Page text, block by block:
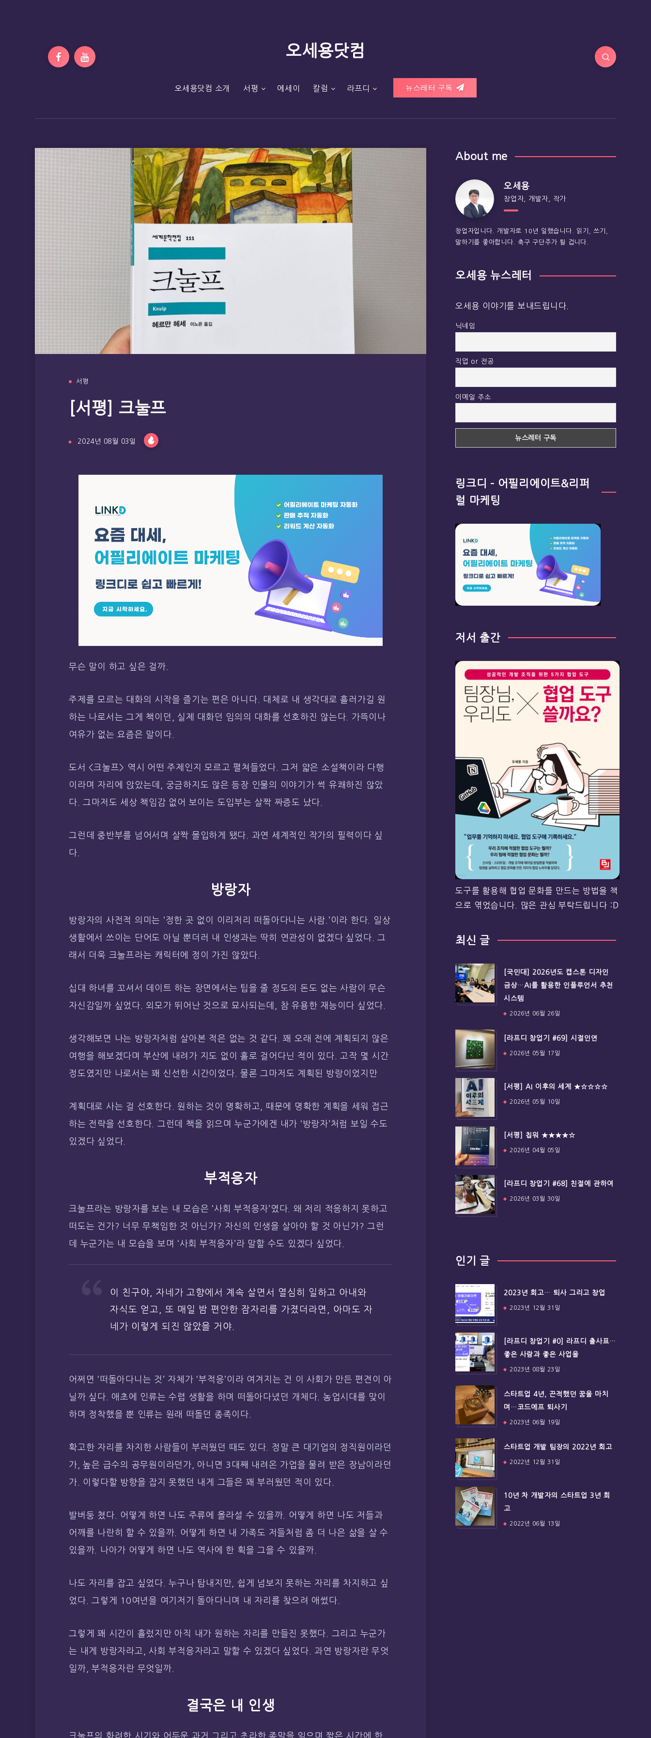
오세용닷컴
오세용닷컴 소개 서평 에세이 칼럼 라프디 뉴스레터 구독
서평
[서평] 크눌프
2024년 08월 03일
무슨 말이 하고 싶은 걸까.
주제를 모르는 대화의 시작을 즐기는 편은 아니다. 대체로 내 생각대로 흘러가길 원
하는 나로서는 그게 책이던, 실제 대화던 임의의 대화를 선호하진 않는다. 가뜩이나
여유가 없는 요즘은 말이다.
도서 <크눌프> 역시 어떤 주제인지 모르고 펼쳐들었다. 그저 얇은 소설책이라 다행
이라며 자리에 앉았는데, 궁금하지도 않은 등장 인물의 이야기가 썩 유쾌하진 않았
다. 그마저도 세상 책임감 없어 보이는 도입부는 살짝 짜증도 났다.
그런데 중반부를 넘어서며 살짝 몰입하게 됐다. 과연 세계적인 작가의 필력이다 싶
다.
방랑자
방랑자의 사전적 의미는 ‘정한 곳 없이 이리저리 떠돌아다니는 사람.’이라 한다. 일상
생활에서 쓰이는 단어도 아닐 뿐더러 내 인생과는 딱히 연관성이 없겠다 싶었다. 그
래서 더욱 크눌프라는 캐릭터에 정이 가진 않았다.
십대 하녀를 꼬셔서 데이트 하는 장면에서는 팁을 줄 정도의 돈도 없는 사람이 무슨
자신감일까 싶었다. 외모가 뛰어난 것으로 묘사되는데, 참 유용한 재능이다 싶었다.
생각해보면 나는 방랑자처럼 살아본 적은 없는 것 같다. 꽤 오래 전에 계획되지 않은
여행을 해보겠다며 부산에 내려가 지도 없이 홀로 걸어다닌 적이 있다. 고작 몇 시간
정도였지만 나로서는 꽤 신선한 시간이었다. 물론 그마저도 계획된 방랑이었지만
계획대로 사는 걸 선호한다. 원하는 것이 명확하고, 때문에 명확한 계획을 세워 접근
하는 전략을 선호한다. 그런데 책을 읽으며 누군가에겐 내가 ‘방랑자’처럼 보일 수도
있겠다 싶었다.
부적응자
크눌프라는 방랑자를 보는 내 모습은 ‘사회 부적응자’였다. 왜 저리 적응하지 못하고
떠도는 건가? 너무 무책임한 것 아닌가? 자신의 인생을 살아야 할 것 아닌가? 그런
데 누군가는 내 모습을 보며 ‘사회 부적응자’라 말할 수도 있겠다 싶었다.
이 친구야, 자네가 고향에서 계속 살면서 열심히 일하고 아내와
자식도 얻고, 또 매일 밤 편안한 잠자리를 가졌더라면, 아마도 자
네가 이렇게 되진 않았을 거야.
어쩌면 ‘떠돌아다니는 것’ 자체가 ‘부적응’이라 여겨지는 건 이 사회가 만든 편견이 아
닐까 싶다. 애초에 인류는 수렵 생활을 하며 떠돌아다녔던 개체다. 농업시대를 맞이
하며 정착했을 뿐 인류는 원래 떠돌던 종족이다.
확고한 자리를 차지한 사람들이 부러웠던 때도 있다. 정말 큰 대기업의 정직원이라던
가, 높은 급수의 공무원이라던가, 아니면 3대째 내려온 가업을 물려 받은 장남이라던
가. 이렇다할 방향을 잡지 못했던 내게 그들은 꽤 부러웠던 적이 있다.
발버둥 쳤다. 어떻게 하면 나도 주류에 올라설 수 있을까. 어떻게 하면 나도 저들과
어깨를 나란히 할 수 있을까. 어떻게 하면 내 가족도 저들처럼 좀 더 나은 삶을 살 수
있을까. 나아가 어떻게 하면 나도 역사에 한 획을 그을 수 있을까.
나도 자리를 잡고 싶었다. 누구나 탐내지만, 쉽게 넘보지 못하는 자리를 차지하고 싶
었다. 그렇게 10여년을 여기저기 돌아다니며 내 자리를 찾으려 애썼다.
그렇게 꽤 시간이 흘렀지만 아직 내가 원하는 자리를 만들진 못했다. 그리고 누군가
는 내게 방랑자라고, 사회 부적응자라고 말할 수 있겠다 싶었다. 과연 방랑자란 무엇
일까, 부적응자란 무엇일까.
결국은 내 인생
크눌프의 화려한 시기와 어두운 과거 그리고 초라한 종말을 읽으며 짧은 시간에 한
About me
오세용
창업자, 개발자, 작가
창업자입니다. 개발자로 10년 일했습니다. 읽기, 쓰기,
말하기를 좋아합니다. 축구 구단주가 될 겁니다.
오세용 뉴스레터
오세용 이야기를 보내드립니다.
닉네임
직업 or 전공
이메일 주소
링크디 – 어필리에이트&리퍼
럴 마케팅
저서 출간
도구를 활용해 협업 문화를 만드는 방법을 책
으로 엮었습니다. 많은 관심 부탁드립니다 :D
최신 글
[국민대] 2026년도 캡스톤 디자인
금상…AI를 활용한 인플루언서 추천
시스템
2026년 06월 26일
[라프디 창업기 #69] 시절인연
2026년 05월 17일
[서평] AI 이후의 세계 ★☆☆☆☆
2026년 05월 10일
[서평] 칩워 ★★★★☆
2026년 04월 05일
[라프디 창업기 #68] 친절에 관하여
2026년 03월 30일
인기 글
2023년 회고… 퇴사 그리고 창업
2023년 12월 31일
[라프디 창업기 #0] 라프디 출사표…
좋은 사람과 좋은 사업을
2023년 08월 23일
스타트업 4년, 끈적했던 꿈을 마치
며…코드에프 퇴사기
2023년 06월 19일
스타트업 개발 팀장의 2022년 회고
2022년 12월 31일
10년 차 개발자의 스타트업 3년 회
고
2022년 06월 13일